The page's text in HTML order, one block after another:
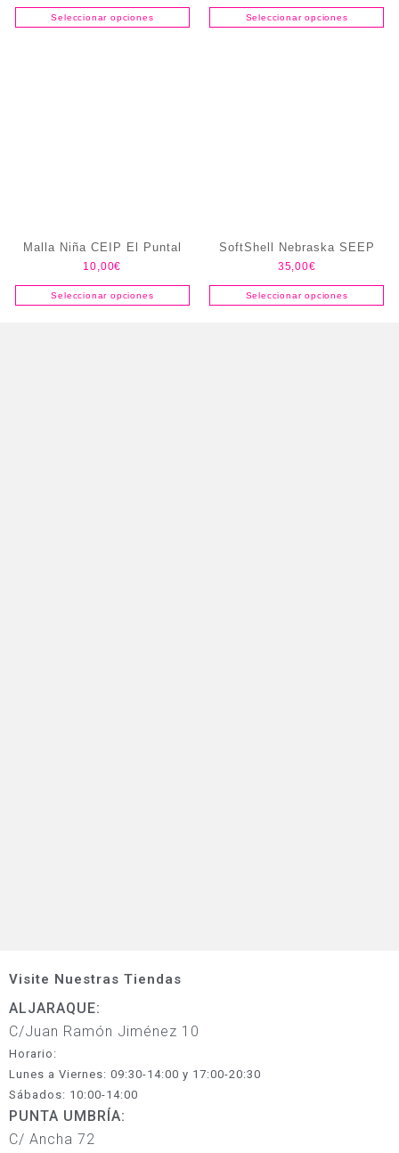
Seleccionar opciones Seleccionar opciones
Malla Niña CEIP El Puntal
10,00€
Seleccionar opciones
SoftShell Nebraska SEEP
35,00€
Seleccionar opciones
Visite Nuestras Tiendas
ALJARAQUE:
C/Juan Ramón Jiménez 10
Horario:
Lunes a Viernes: 09:30-14:00 y 17:00-20:30
Sábados: 10:00-14:00
PUNTA UMBRÍA:
C/ Ancha 72